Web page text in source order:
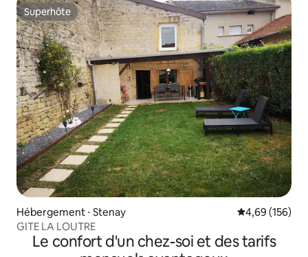
Superhôte
Superhôte
Hébergement ⋅ Stenay Évaluation
4,69 (156)
GITE LA LOUTRE
Le confort d'un chez-soi et des tarifs